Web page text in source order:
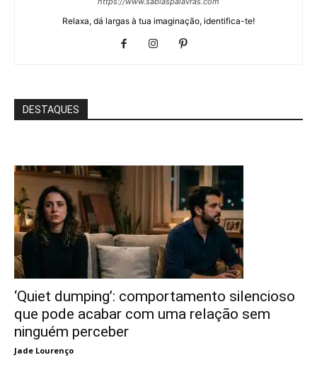
Relaxa, dá largas à tua imaginação, identifica-te!
DESTAQUES
‘Quiet dumping’: comportamento silencioso
que pode acabar com uma relação sem
ninguém perceber
Jade Lourenço